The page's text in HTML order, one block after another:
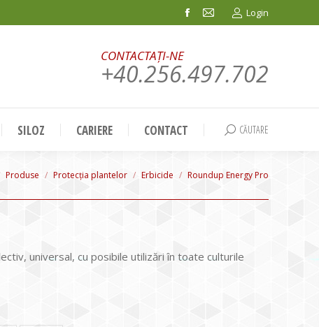
Facebook
in
window
Mail
in
window
Login
CONTACTAȚI-NE
+40.256.497.702
SILOZ CARIERE CONTACT Search:
CĂUTARE
here:
Produse Protecția plantelor Erbicide Roundup Energy Pro
universal, cu posibile utilizări în toate culturile